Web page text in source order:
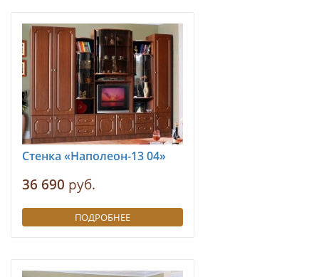
Стенка «Наполеон-13 04»
36 690 руб.
ПОДРОБНЕЕ